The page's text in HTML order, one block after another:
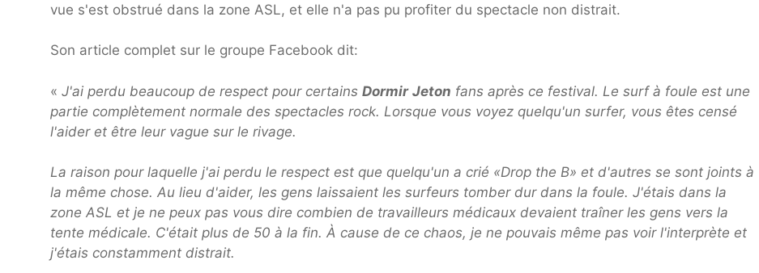
vue s'est obstrué dans la zone ASL, et elle n'a pas pu profiter du spectacle non distrait.
Son article complet sur le groupe Facebook dit:
« J'ai perdu beaucoup de respect pour certains Dormir Jeton fans après ce festival. Le surf à foule est une
partie complètement normale des spectacles rock. Lorsque vous voyez quelqu'un surfer, vous êtes censé
l'aider et être leur vague sur le rivage.
La raison pour laquelle j'ai perdu le respect est que quelqu'un a crié «Drop the B» et d'autres se sont joints à
la même chose. Au lieu d'aider, les gens laissaient les surfeurs tomber dur dans la foule. J'étais dans la
zone ASL et je ne peux pas vous dire combien de travailleurs médicaux devaient traîner les gens vers la
tente médicale. C'était plus de 50 à la fin. À cause de ce chaos, je ne pouvais même pas voir l'interprète et
j'étais constamment distrait.